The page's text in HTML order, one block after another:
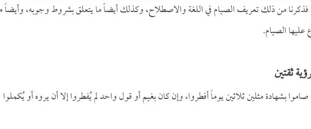
من ذلك تعريف الصيام في اللغة والاصطلاح، وكذلك أيضاً ما يتعلق بشروط وجوبه، وأيضاً
الصيام.
ثقتين
بشهادة مثلين ثلاثين يوماً أفطروا، وإن كان بغيم أو قول واحد لم يُفطروا إلا أن يروه أو يُكملوا